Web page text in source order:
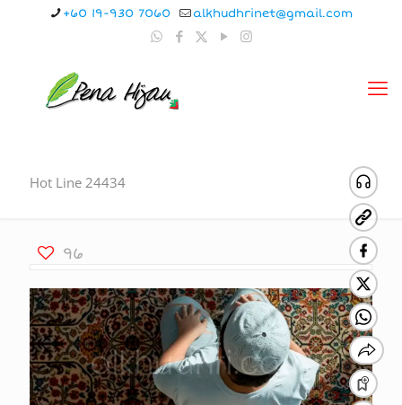
+60 19-930 7060 alkhudhrinet@gmail.com
Hot Line 24434
96